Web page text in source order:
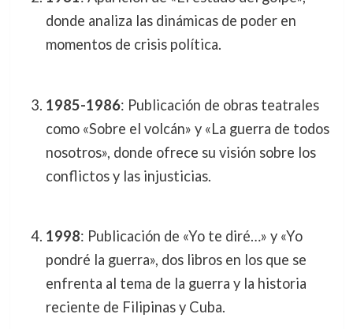
donde analiza las dinámicas de poder en
momentos de crisis política.
1985-1986: Publicación de obras teatrales
como «Sobre el volcán» y «La guerra de todos
nosotros», donde ofrece su visión sobre los
conflictos y las injusticias.
1998: Publicación de «Yo te diré…» y «Yo
pondré la guerra», dos libros en los que se
enfrenta al tema de la guerra y la historia
reciente de Filipinas y Cuba.